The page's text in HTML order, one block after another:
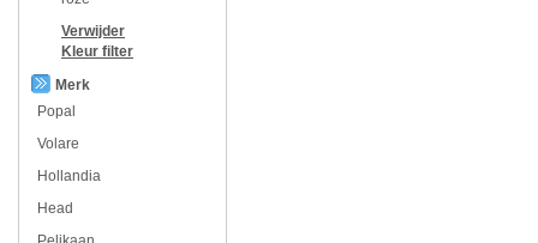
Verwijder
Kleur filter
Merk
Popal
Volare
Hollandia
Head